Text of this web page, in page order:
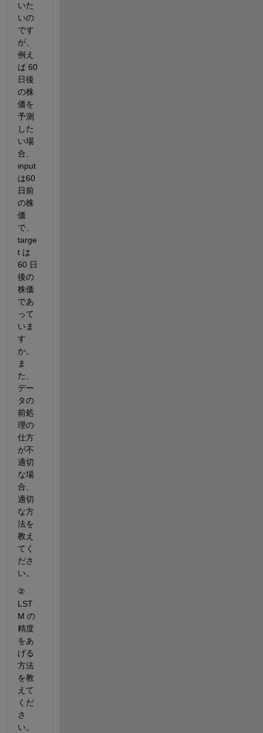
いた
いの
です
が、
例え
ば
60
日後
の株
価を
予測
した
い場
合、
input
は
60
日前
の株
価
で、
targe
t
60 日
後の
株価
であ
って
いま
す
か。
ま
た、
デー
タの
前処
理の
仕方
が不
適切
な場
合、
適切
な方
法を
教え
てく
ださ
い。
LST
M の
精度
をあ
げる
方法
を教
えて
くだ
さ
い。